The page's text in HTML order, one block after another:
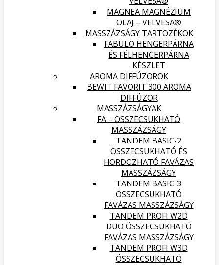
MAGNEA MAGNÉZIUM
OLAJ – VELVESA®
MASSZÁZSÁGY TARTOZÉKOK
FABULO HENGERPÁRNA
ÉS FÉLHENGERPÁRNA
KÉSZLET
AROMA DIFFÚZOROK
BEWIT FAVORIT 300 AROMA
DIFFÚZOR
MASSZÁZSÁGYAK
FA – ÖSSZECSUKHATÓ
MASSZÁZSÁGY
TANDEM BASIC-2
ÖSSZECSUKHATÓ ÉS
HORDOZHATÓ FAVÁZAS
MASSZÁZSÁGY
TANDEM BASIC-3
ÖSSZECSUKHATÓ
FAVÁZAS MASSZÁZSÁGY
TANDEM PROFI W2D
DUO ÖSSZECSUKHATÓ
FAVÁZAS MASSZÁZSÁGY
TANDEM PROFI W3D
ÖSSZECSUKHATÓ